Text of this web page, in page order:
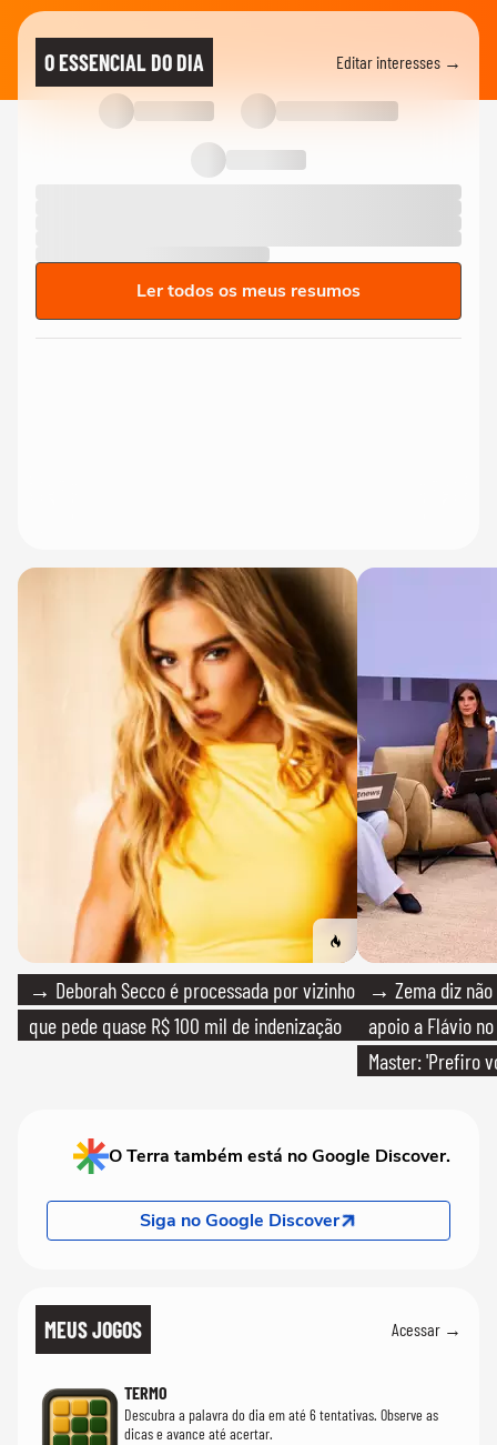
O ESSENCIAL DO DIA Editar interesses →
Ler todos os meus resumos
→ Deborah Secco é processada por vizinho
que pede quase R$ 100 mil de indenização
→ Zema diz
apoio a Flávio
Master: 'Prefiro
O Terra também está no Google Discover.
Siga no Google Discover
MEUS JOGOS Acessar →
TERMO
Descubra a palavra do dia em até 6 tentativas. Observe as
dicas e avance até acertar.